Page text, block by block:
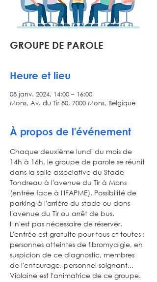
GROUPE DE PAROLE
Heure et lieu
08 janv. 2024, 14:00 – 16:00
Mons, Av. du Tir 80, 7000 Mons, Belgique
À propos de l'événement
Chaque deuxième lundi du mois de
14h à 16h, le groupe de parole se réunit
dans la salle associative du Stade
Tondreau à l'avenue du Tir à Mons
(entrée face à l'IFAPME). Possibilité de
parking à l'arrière du stade ou dans
l'avenue du Tir ou arrêt de bus.
Il n'est pas nécessaire de réserver.
L'entrée est gratuite pour tous et toutes :
personnes atteintes de fibromyalgie, en
suspicion de ce diagnostic, membres
de l'entourage, personnel soignant...
Violaine est l'animatrice de ce groupe.